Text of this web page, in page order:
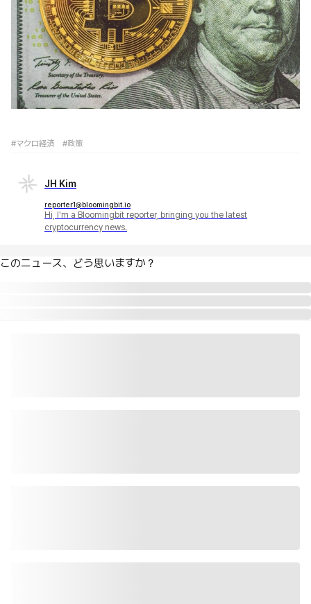
#マクロ経済 #政策
JH Kim
reporter1@bloomingbit.io
Hi, I'm a Bloomingbit reporter, bringing you the latest
cryptocurrency news.
このニュース、どう思いますか？